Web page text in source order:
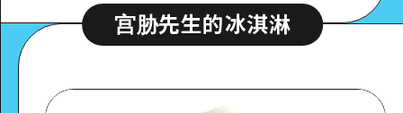
宫胁先生的冰淇淋